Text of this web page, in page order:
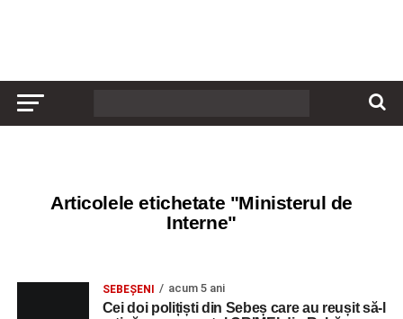
Articolele etichetate "Ministerul de
Interne"
SEBEȘENI acum 5 ani
Cei doi polițiști din Sebeș care au reușit să-l